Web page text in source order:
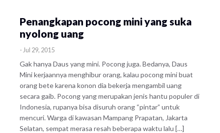
Penangkapan pocong mini yang suka
nyolong uang
- Jul 29, 2015
Gak hanya Daus yang mini. Pocong juga. Bedanya, Daus
Mini kerjaannya menghibur orang, kalau pocong mini buat
orang bete karena konon dia bekerja mengambil uang
secara gaib. Pocong yang merupakan jenis hantu populer di
Indonesia, rupanya bisa disuruh orang “pintar” untuk
mencuri. Warga di kawasan Mampang Prapatan, Jakarta
Selatan, sempat merasa resah beberapa waktu lalu […]